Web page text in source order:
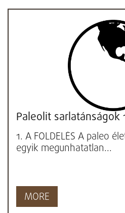
Paleolit sarlatánságok
1. A FÖLDELÉS A paleo
egyik megunhatatlan...
MORE